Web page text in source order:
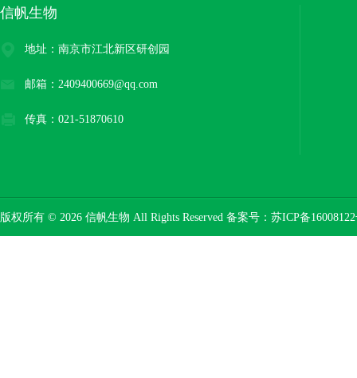
信帆生物
地址：南京市江北新区研创园
邮箱：2409400669@qq.com
传真：021-51870610
版权所有 © 2026 信帆生物 All Rights Reserved 备案号： 苏ICP备